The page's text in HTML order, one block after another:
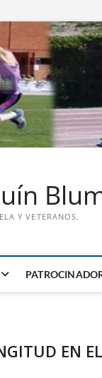
Y VETERANOS.
EN